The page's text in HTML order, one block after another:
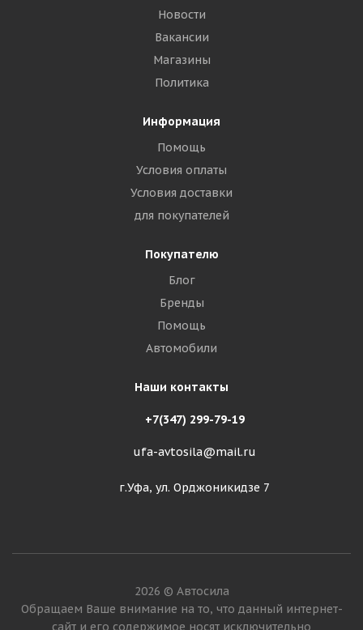
Новости
Вакансии
Магазины
Политика
Информация
Помощь
Условия оплаты
Условия доставки
для покупателей
Покупателю
Блог
Бренды
Помощь
Автомобили
Наши контакты
+7(347) 299-79-19
ufa-avtosila@mail.ru
г.Уфа, ул. Орджоникидзе 7
2026 © Автосила
Обращаем Ваше внимание на то, что данный интернет-
сайт и его содержимое носят исключительно